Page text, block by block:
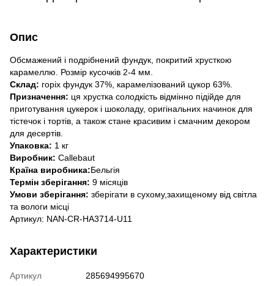
Опис
Обсмажений і подрібнений фундук, покритий хрусткою
карамеллю. Розмір кусочків 2-4 мм.
Склад: горіх фундук 37%, карамелізований цукор 63%.
Призначення: ця хрустка солодкість відмінно підійде для
приготування цукерок і шоколаду, оригінальних начинок для
тістечок і тортів, а також стане красивим і смачним декором
для десертів.
Упаковка: 1 кг
Виробник: Callebaut
Країна виробника:Бельгія
Термін зберігання: 9 місяців
Умови зберігання: зберігати в сухому,захищеному від світла
та вологи місці
Артикул: NAN-CR-HA3714-U11
Характеристики
Артикул
285694995670